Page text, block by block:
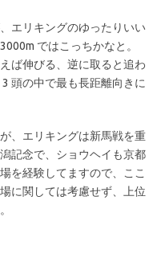
エリキングのゆったりいい
ではこっちかなと。
ば伸びる、逆に取ると追わ
頭の中で最も長距離向きに
、エリキングは新馬戦を重
記念で、ショウヘイも京都
を経験してますので、ここ
に関しては考慮せず、上位